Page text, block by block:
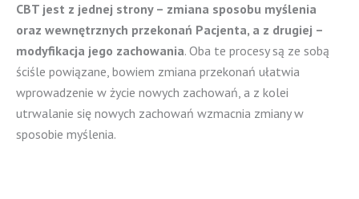
CBT jest z jednej strony – zmiana sposobu myślenia
oraz wewnętrznych przekonań Pacjenta, a z drugiej –
modyfikacja jego zachowania. Oba te procesy są ze sobą
ściśle powiązane, bowiem zmiana przekonań ułatwia
wprowadzenie w życie nowych zachowań, a z kolei
utrwalanie się nowych zachowań wzmacnia zmiany w
sposobie myślenia.